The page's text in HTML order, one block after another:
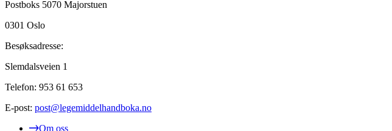
Postboks 5070 Majorstuen
0301 Oslo
Besøksadresse:
Slemdalsveien 1
Telefon: 953 61 653
E-post: post@legemiddelhandboka.no
Om oss